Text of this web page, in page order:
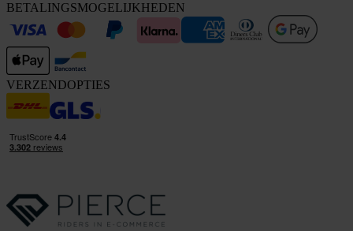
BETALINGSMOGELIJKHEDEN
VERZENDOPTIES